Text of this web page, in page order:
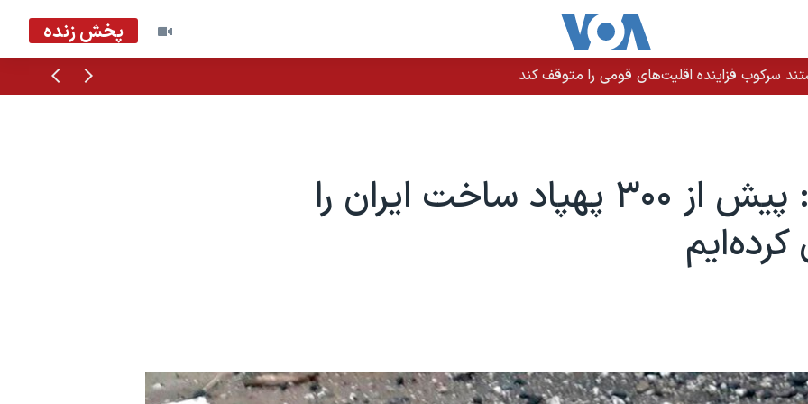
پخش زنده
قبلی سرکوب فزاینده اقلیت‌های قومی را متوقف کند
اوکراین: پیش از ۳۰۰ پهپاد ساخت ایران را